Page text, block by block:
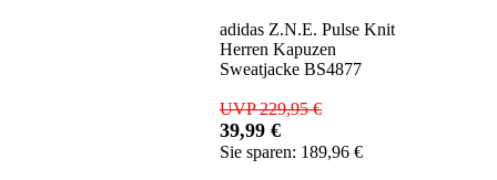
adidas Z.N.E. Pulse Knit
Herren Kapuzen
Sweatjacke BS4877
UVP 229,95 €
39,99 €
Sie sparen: 189,96 €